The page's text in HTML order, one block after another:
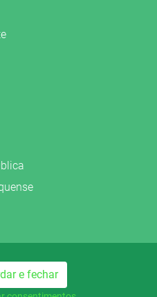
Preparado no
Palmeira AM
e fechar